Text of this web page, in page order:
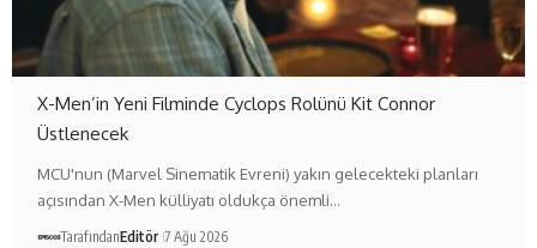
X-Men’in Yeni Filminde Cyclops Rolünü Kit Connor
Üstlenecek
MCU'nun (Marvel Sinematik Evreni) yakın gelecekteki planları
açısından X-Men külliyatı oldukça önemli…
TarafındanEditör 7 Ağu 2026